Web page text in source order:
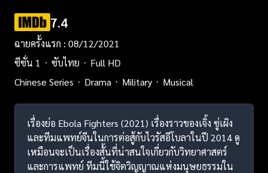
7.4
ฉายครั้งแรก : 08/12/2021
ซีซั่น 1
ซับไทย
Full HD
Chinese Series
Drama Military Musical
เรื่องย่อ Ebola Fighters (2021) เรื่องราวของเจิ้ง ซู่เผิง
และทีมแพทย์จีนในการต่อสู้กับไวรัสอีโบลาในปี 2014 ดู
เหมือนจะเป็นเรื่องสั้นที่น่าสนใจเกี่ยวกับวิทยาศาสตร์
และการแพทย์ ทีมนี้ใช้จิตวิญญาณแห่งมนุษยธรรมใน